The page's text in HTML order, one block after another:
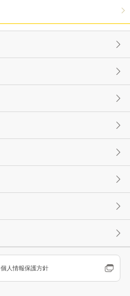
個人情報保護方針